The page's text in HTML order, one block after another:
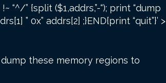
” {split ($1,addrs,”-“); print “dump
” 0x” addrs[2] ;}END{print “quit”}’ >
these memory regions to